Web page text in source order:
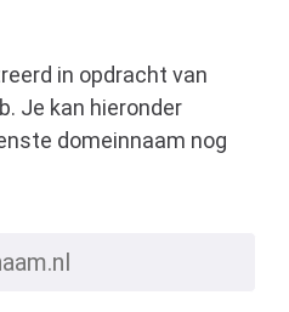
in opdracht van
Je kan hieronder
domeinnaam nog